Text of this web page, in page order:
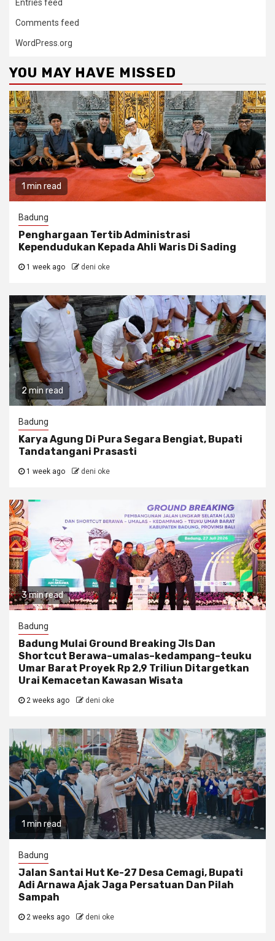
Entries feed
Comments feed
WordPress.org
YOU MAY HAVE MISSED
1 min read
Badung
Penghargaan Tertib Administrasi
Kependudukan Kepada Ahli Waris Di Sading
1 week ago deni oke
2 min read
Badung
Karya Agung Di Pura Segara Bengiat, Bupati
Tandatangani Prasasti
1 week ago deni oke
3 min read
Badung
Badung Mulai Ground Breaking Jls Dan
Shortcut Berawa–umalas–kedampang–teuku
Umar Barat Proyek Rp 2,9 Triliun Ditargetkan
Urai Kemacetan Kawasan Wisata
2 weeks ago deni oke
1 min read
Badung
Jalan Santai Hut Ke-27 Desa Cemagi, Bupati
Adi Arnawa Ajak Jaga Persatuan Dan Pilah
Sampah
2 weeks ago deni oke